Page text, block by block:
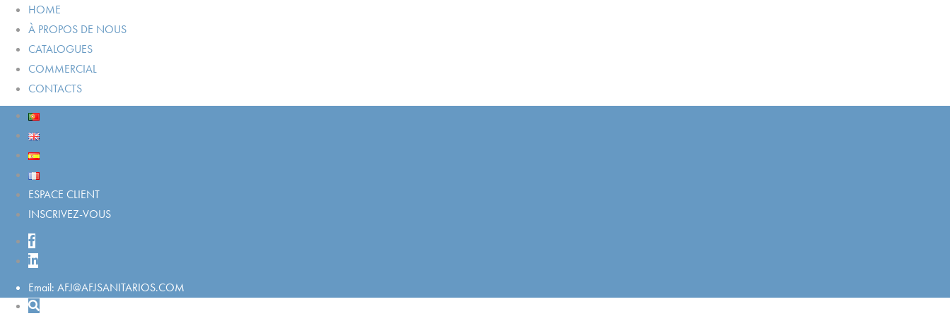
HOME
À PROPOS DE NOUS
CATALOGUES
COMMERCIAL
CONTACTS
ESPACE CLIENT
INSCRIVEZ-VOUS
Email: AFJ@AFJSANITARIOS.COM